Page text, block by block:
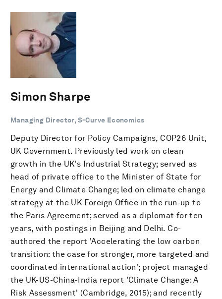
Simon Sharpe
Managing Director, S-Curve Economics
Deputy Director for Policy Campaigns, COP26 Unit,
UK Government. Previously led work on clean
growth in the UK's Industrial Strategy; served as
head of private office to the Minister of State for
Energy and Climate Change; led on climate change
strategy at the UK Foreign Office in the run-up to
the Paris Agreement; served as a diplomat for ten
years, with postings in Beijing and Delhi. Co-
authored the report 'Accelerating the low carbon
transition: the case for stronger, more targeted and
coordinated international action'; project managed
the UK-US-China-India report 'Climate Change: A
Risk Assessment' (Cambridge, 2015); and recently